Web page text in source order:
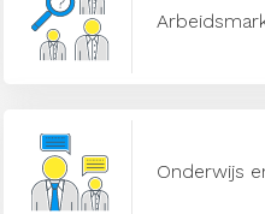
Onderwijs